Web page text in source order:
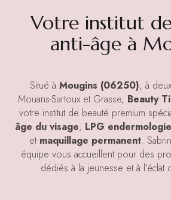
Votre institut
anti-âge à
Situé à Mougins (06250), à
Mouans-Sartoux et Grasse, Beauty
votre institut de beauté premium
âge du visage, LPG
et maquillage permanent.
équipe vous accueillent pour des
dédiés à la jeunesse et à l’éclat